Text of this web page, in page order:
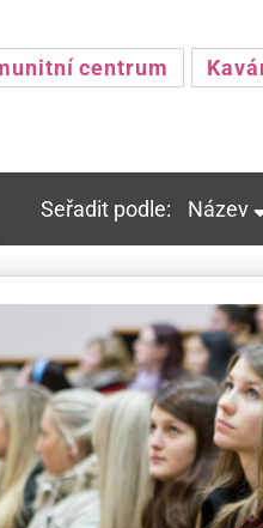
centrum
Seřadit podle: Název